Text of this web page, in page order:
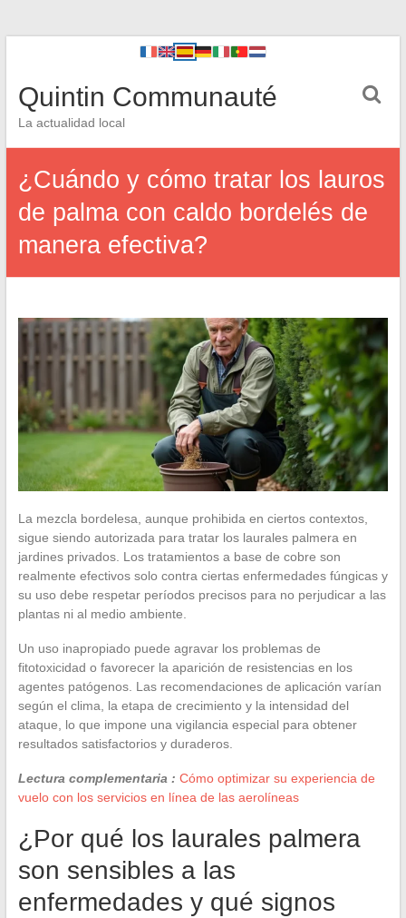
Quintin Communauté
La actualidad local
¿Cuándo y cómo tratar los lauros
de palma con caldo bordelés de
manera efectiva?
La mezcla bordelesa, aunque prohibida en ciertos contextos,
sigue siendo autorizada para tratar los laurales palmera en
jardines privados. Los tratamientos a base de cobre son
realmente efectivos solo contra ciertas enfermedades fúngicas y
su uso debe respetar períodos precisos para no perjudicar a las
plantas ni al medio ambiente.
Un uso inapropiado puede agravar los problemas de
fitotoxicidad o favorecer la aparición de resistencias en los
agentes patógenos. Las recomendaciones de aplicación varían
según el clima, la etapa de crecimiento y la intensidad del
ataque, lo que impone una vigilancia especial para obtener
resultados satisfactorios y duraderos.
Lectura complementaria : Cómo optimizar su experiencia de
vuelo con los servicios en línea de las aerolíneas
¿Por qué los laurales palmera
son sensibles a las
enfermedades y qué signos